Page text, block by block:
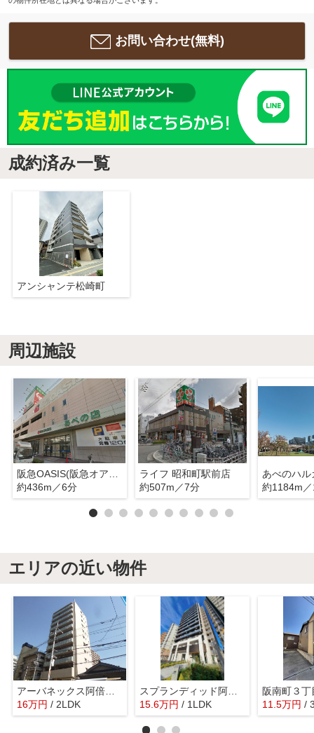
お問い合わせ(無料)
成約済み一覧
アンシャンテ松崎町
周辺施設
約436m／6分
ライフ 昭和町駅前店
約507m／7分
約1184m
エリアの近い物件
アーバネックス阿倍野松崎町
16万円 / 2LDK
スプランディッド阿倍野
15.6万円 / 1LDK
阪南町３
11.5万円 /